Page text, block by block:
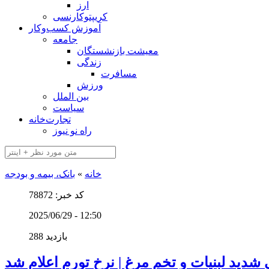
ارز
کریپتوکارنسی
آموزش کسب‌وکار
جامعه
معیشت بازنشستگان
زندگی
مسافرت
ورزش
بین الملل
سیاست
تجارت‌خانه
راه نو نیوز
خانه » بانک، بیمه و بودجه
کد خبر: 78872
2025/06/29 - 12:50
288 بازدید
شدید لبنیات و تخم مرغ | نرخ تورم اعلام شد